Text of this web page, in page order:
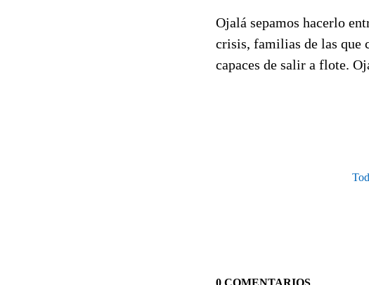
Ojalá sepamos hacerlo
crisis, familias de las que
capaces de salir a flote.
0 COMENTARIOS